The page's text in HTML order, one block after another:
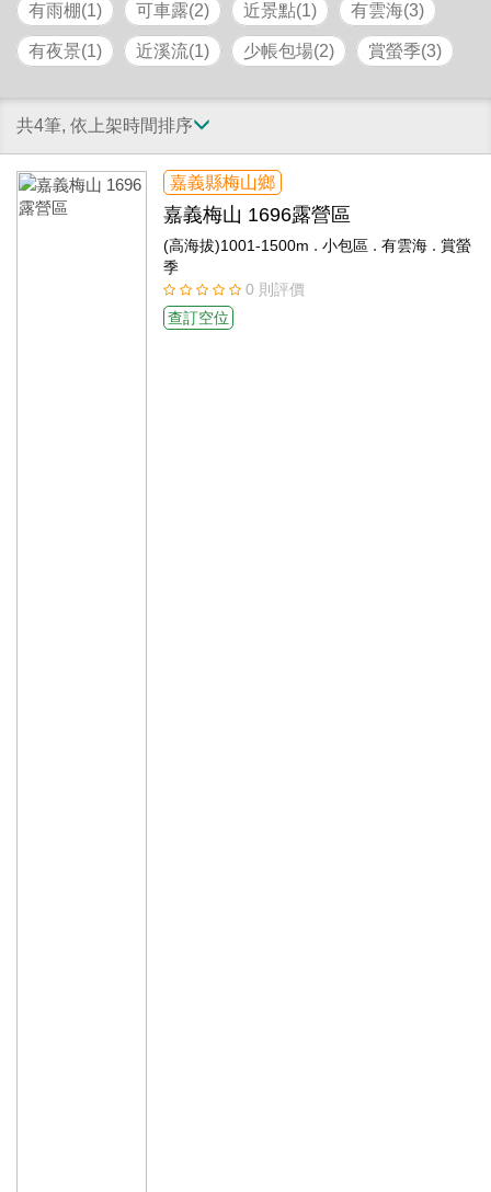
有雨棚(1) 可車露(2) 近景點(1) 有雲海(3)
有夜景(1) 近溪流(1) 少帳包場(2) 賞螢季(3)
共4筆, 依上架時間排序
嘉義縣梅山鄉
嘉義梅山 1696露營區
(高海拔)1001-1500m .小包區 .有雲海 .賞螢
季
0 則評價
查訂空位